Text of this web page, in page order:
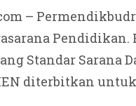
–
Standar Sarana
diterbitkan